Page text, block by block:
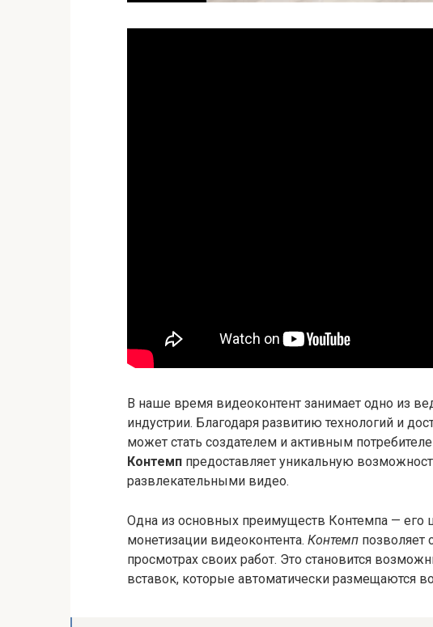
В наше время видеоконтент занимает одно из
индустрии. Благодаря развитию технологий и
может стать создателем и активным
Контемп предоставляет уникальную
развлекательными видео.
Одна из основных преимуществ Контемпа — его
монетизации видеоконтента. Контемп позволяет
просмотрах своих работ. Это становится
вставок, которые автоматически размещаются